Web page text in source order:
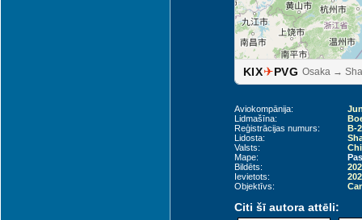
KIX✈PVG Osaka →
Aviokompānija:
Lidmašīna:
Reģistrācijas numurs:
B-
Lidosta:
Valsts:
Mape:
Bildēts:
Ievietots:
Objektīvs:
Citi šī autora attēli: